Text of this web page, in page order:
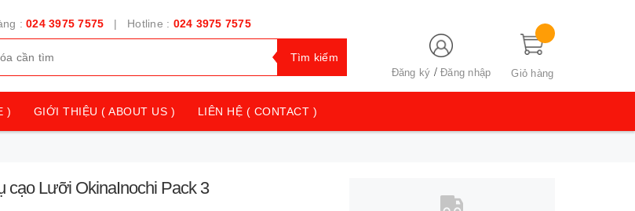
: 024 3975 7575 | Hotline : 024 3975 7575
Tìm kiếm
Đăng ký /Đăng nhập Giỏ hàng
) GIỚI THIỆU ( ABOUT US ) LIÊN HỆ ( CONTACT )
cạo Lưỡi OkinaInochi Pack 3